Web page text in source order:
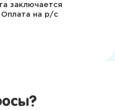
заключается
на р/с